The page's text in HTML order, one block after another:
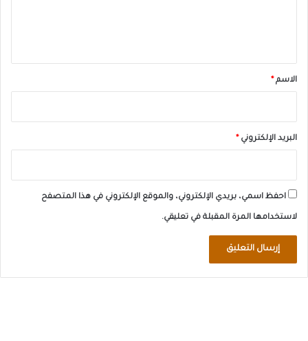
*الاسم *
البريد الإلكتروني *
احفظ اسمي، بريدي الإلكتروني، والموقع الإلكتروني في هذا المتصفح
لاستخدامها المرة المقبلة في تعليقي.